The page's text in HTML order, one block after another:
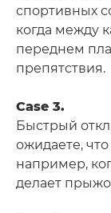
спортивных
когда между
переднем
препятствия.
Case 3.
Быстрый
ожидаете,
например,
делает